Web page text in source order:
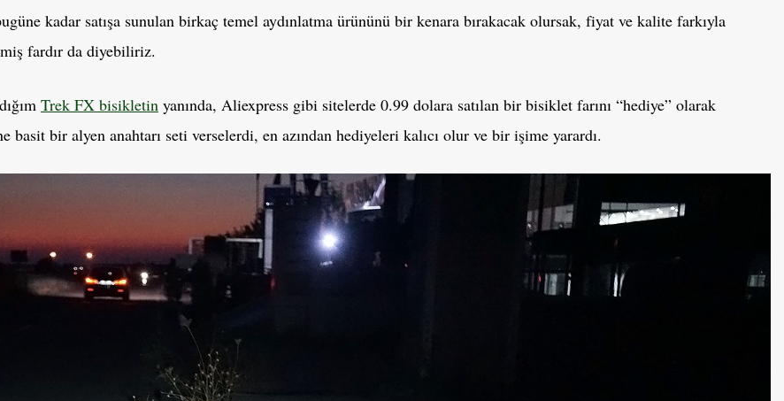
kadar satışa sunulan birkaç temel aydınlatma ürününü bir kenara bırakacak olursak, fiyat ve kalite farkıyla
fardır da diyebiliriz.
Trek FX bisikletin yanında, Aliexpress gibi sitelerde 0.99 dolara satılan bir bisiklet farını “hediye” olarak
bir alyen anahtarı seti verselerdi, en azından hediyeleri kalıcı olur ve bir işime yarardı.